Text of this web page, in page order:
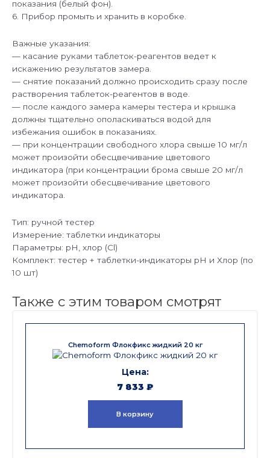
показания (белый фон).
6. Прибор промыть и хранить в коробке.
Важные указания:
— касание руками таблеток-реагентов ведет к
искажению результатов замера.
— снятие показаний должно происходить сразу после
растворения таблеток-реагентов в воде.
— после каждого замера камеры тестера и крышка
должны тщательно ополаскиваться водой для
избежания ошибок в показаниях.
— при концентрации свободного хлора свыше 10 мг/л
может произойти обесцвечивание цветового
индикатора (при концентрации брома свыше 20 мг/л
может произойти обесцвечивание цветового
индикатора.
Тип: ручной тестер
Измерение: таблетки индикаторы
Параметры: pH, хлор (Cl)
Комплект: тестер + таблетки-индикаторы pH и Хлор (по
10 шт)
Также с этим товаром смотрят
Chemoform Флокфикс жидкий 20 кг
7 833 ₽
В корзину